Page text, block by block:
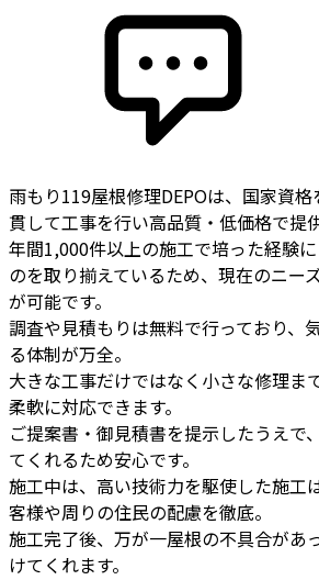
雨もり119屋根修理DEPOは、国家資
貫して工事を行い高品質・低価格で提供
年間1,000件以上の施工で培った経験
のを取り揃えているため、現在のニー
が可能です。
調査や見積もりは無料で行っており、
る体制が万全。
大きな工事だけではなく小さな修理ま
柔軟に対応できます。
ご提案書・御見積書を提示したうえで
てくれるため安心です。
施工中は、高い技術力を駆使した施工
客様や周りの住民の配慮を徹底。
施工完了後、万が一屋根の不具合があ
けてくれます。